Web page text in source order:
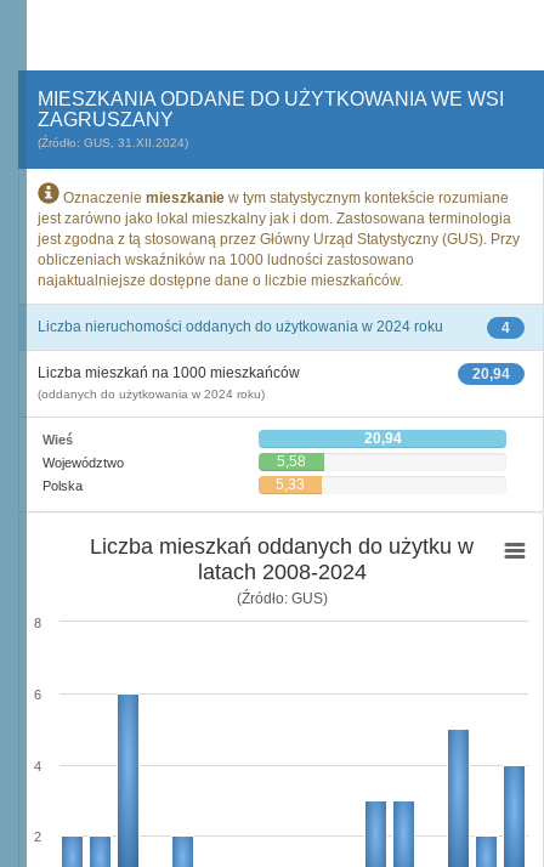
MIESZKANIA ODDANE DO UŻYTKOWANIA WE WSI
ZAGRUSZANY
(Źródło: GUS, 31.XII.2024)
Oznaczenie mieszkanie w tym statystycznym kontekście rozumiane
jest zarówno jako lokal mieszkalny jak i dom. Zastosowana terminologia
jest zgodna z tą stosowaną przez Główny Urząd Statystyczny (GUS). Przy
obliczeniach wskaźników na 1000 ludności zastosowano
najaktualniejsze dostępne dane o liczbie mieszkańców.
4
Liczba nieruchomości oddanych do użytkowania w 2024 roku
20,94
Liczba mieszkań na 1000 mieszkańców
(oddanych do użytkowania w 2024 roku)
Wieś 20,94
Województwo 5,58
Polska 5,33
Liczba mieszkań oddanych do użytku w
latach 2008-2024
(Źródło: GUS)
2
4
6
8